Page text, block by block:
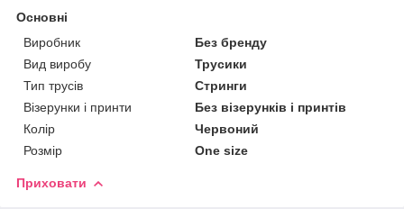
Основні
Виробник
Без бренду
Вид виробу
Трусики
Тип трусів
Стринги
Візерунки і принти
Без візерунків і принтів
Колір
Червоний
Розмір
One size
Приховати